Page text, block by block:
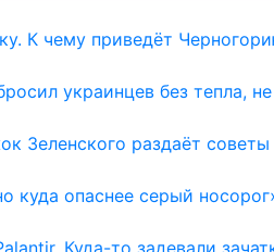
К чему приведёт
украинцев без тепла,
Зеленского раздаёт
куда опаснее серый
Куда-то задевали